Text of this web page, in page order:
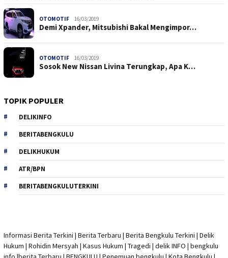
OTOMOTIF 16/03/2019
Demi Xpander, Mitsubishi Bakal Mengimpor…
OTOMOTIF 16/03/2019
Sosok New Nissan Livina Terungkap, Apa K…
TOPIK POPULER
DELIKINFO
BERITABENGKULU
DELIKHUKUM
ATR/BPN
BERITABENGKULUTERKINI
Informasi Berita Terkini | Berita Terbaru | Berita Bengkulu Terkini | Delik
Hukum | Rohidin Mersyah | Kasus Hukum | Tragedi | delik INFO | bengkulu